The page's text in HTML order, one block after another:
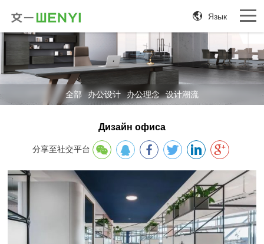
Язык
全部 办公设计 办公理念 设计潮流
Дизайн офиса
分享至社交平台